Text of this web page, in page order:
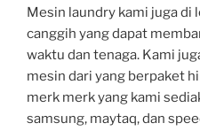
Mesin laundry kami juga di
canggih yang dapat
waktu dan tenaga. Kami
mesin dari yang berpaket
merk merk yang kami
samsung, maytaq, dan